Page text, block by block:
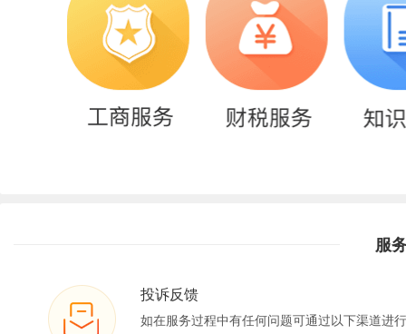
服
投诉反馈
如在服务过程中有任何问题可通过以下渠道进